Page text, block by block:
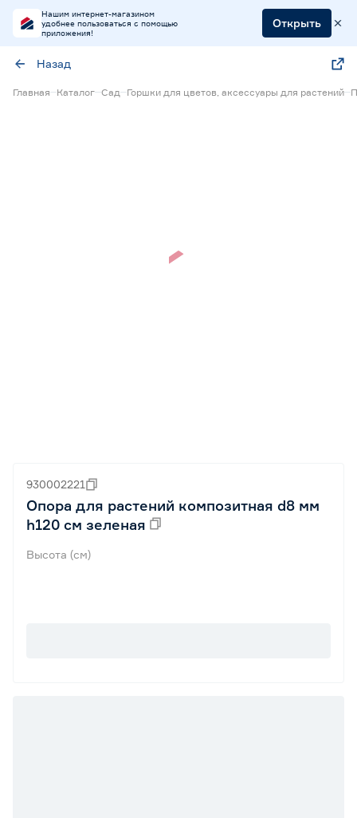
Нашим интернет-магазином
удобнее пользоваться с помощью
приложения!
Открыть
Назад
Главная Каталог Сад Горшки для цветов, аксессуары для растений
930002221
Опора для растений композитная d8 мм
h120 см зеленая
Высота (см)